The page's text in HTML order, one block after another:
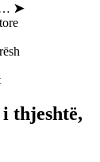
➤
thjeshtë,